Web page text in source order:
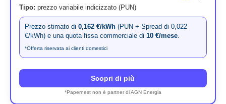
Tipo: prezzo variabile indicizzato (PUN)
Prezzo stimato di 0,162 €/kWh (PUN + Spread di 0,022
€/kWh) e una quota fissa commerciale di 10 €/mese.
*Offerta riservata ai clienti domestici
Scopri di più
*Papernest non è partner di AGN Energia